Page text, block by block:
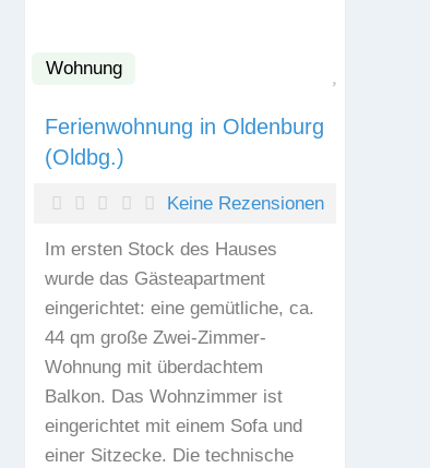
FavoritWohnung
Ferienwohnung in Oldenburg
(Oldbg.)
Keine Rezensionen
Im ersten Stock des Hauses
wurde das Gästeapartment
eingerichtet: eine gemütliche, ca.
44 qm große Zwei-Zimmer-
Wohnung mit überdachtem
Balkon. Das Wohnzimmer ist
eingerichtet mit einem Sofa und
einer Sitzecke. Die technische